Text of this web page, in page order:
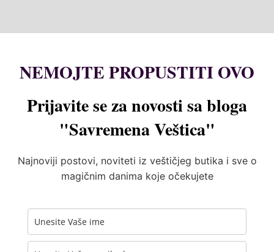
NEMOJTE PROPUSTITI OVO
Prijavite se za novosti sa bloga
"Savremena Veštica"
Najnoviji postovi, noviteti iz veštičjeg butika i sve o
magičnim danima koje očekujete